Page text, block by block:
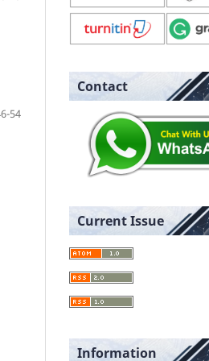
54
Contact
Current Issue
Information